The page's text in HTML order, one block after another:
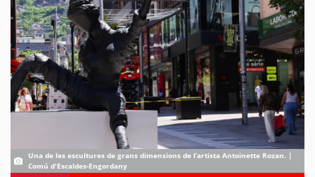
Una de les escultures de grans dimensions de l’artista Antoinette Rozan. |
Comú d'Escaldes-Engordany